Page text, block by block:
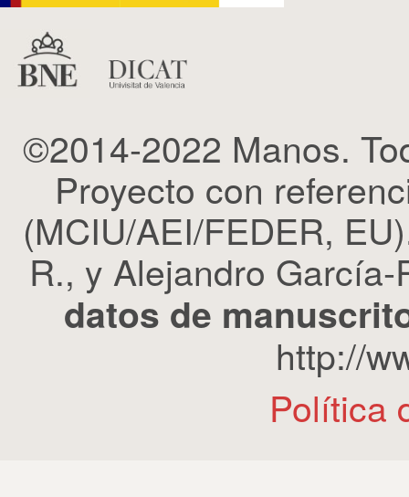
©2014-2022 Manos.
Proyecto con
(MCIU/AEI/FEDER,
R., y Alejandro
datos de
http://
Política